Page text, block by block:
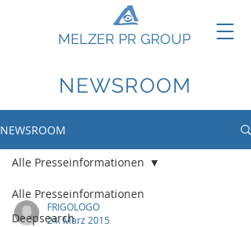
MELZER PR GROUP
NEWSROOM
NEWSROOM
Alle Presseinformationen
Deepsearch
Alle Presseinformationen
FRIGOLOGO
24. März 2015